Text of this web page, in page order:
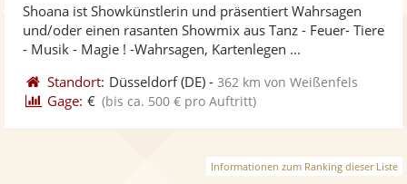
Fotos
Shoana ist Showkünstlerin und präsentiert Wahrsagen
und/oder einen rasanten Showmix aus Tanz - Feuer- Tiere
- Musik - Magie ! -Wahrsagen, Kartenlegen ...
Standort: Düsseldorf(DE) -362 km von Weißenfels
Gage: € (bis ca. 500 € pro Auftritt)
Informationen zum Ranking dieser Liste